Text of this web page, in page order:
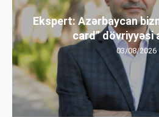
Ekspert: Azərbaycan
card” dövriyyəsi
03/08/2026